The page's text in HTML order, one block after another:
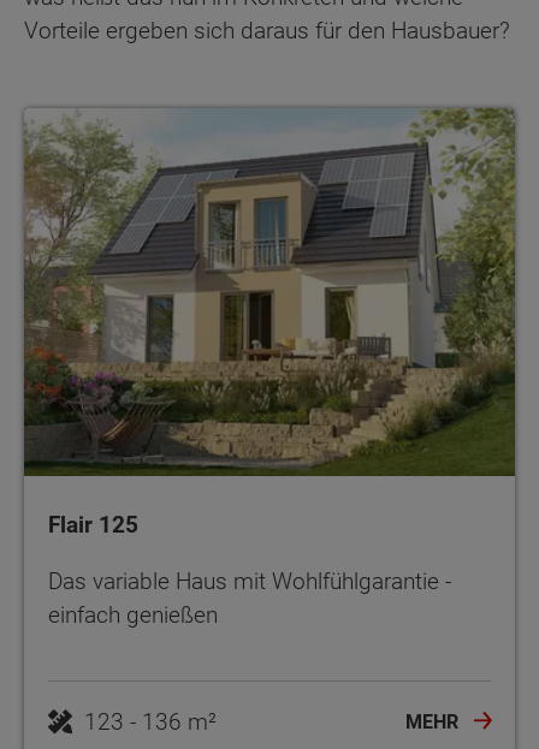
Vorteile ergeben sich daraus für den Hausbauer?
Flair 125
Das variable Haus mit Wohlfühlgarantie -
einfach genießen
123 - 136 m² MEHR